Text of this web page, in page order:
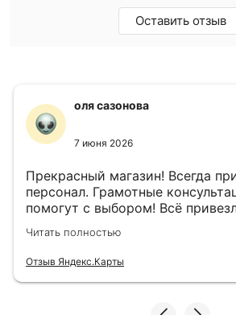
Оставить отзыв
оля сазонова
7 июня 2026
Прекрасный магазин! Всегда
персонал. Грамотные
помогут с выбором! Всё
назначенный день!
Читать полностью
Отзыв Яндекс.Карты